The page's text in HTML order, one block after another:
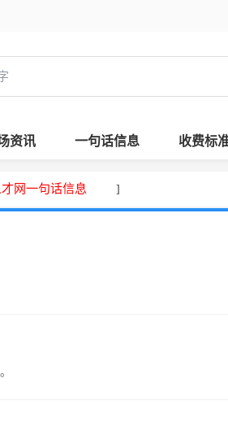
资讯 一句话信息 收费标
网一句话信息 ]